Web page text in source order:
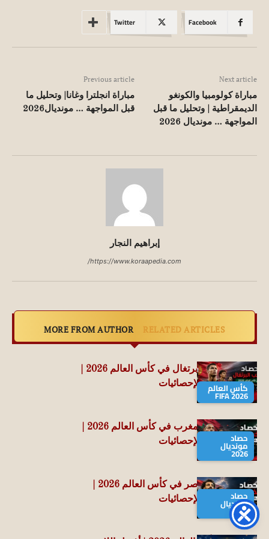
Facebook
Twitter
Previous article
مباراة انجلترا وغانا| وتحليل ما
قبل المواجهة … مونديال2026
Next article
مباراة كولومبيا والكونغو
الديمقراطية | وتحليل ما قبل
المواجهة … مونديال 2026
إبراهيم النجار
https://www.koraapedia.com/
RELATED ARTICLES
MORE FROM AUTHOR
كأس العالم
FIFA 2026
جميع الأرقام والإحصائيات
حصاد
مونديال
2026
جميع الأرقام والإحصائيات
حصاد
مونديال
2026
جميع الأرقام والإحصائيات